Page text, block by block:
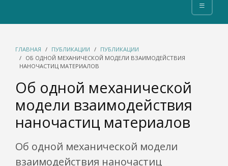
ГЛАВНАЯ ПУБЛИКАЦИИ
ПУБЛИКАЦИИ
ОБ ОДНОЙ МЕХАНИЧЕСКОЙ МОДЕЛИ ВЗАИМОДЕЙСТВИЯ
НАНОЧАСТИЦ МАТЕРИАЛОВ
Об одной механической
модели взаимодействия
наночастиц материалов
Об одной механической модели
взаимодействия наночастиц